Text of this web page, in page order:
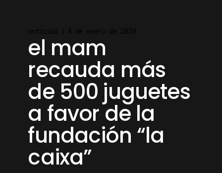
el mam
recauda más
de 500 juguetes
a favor de la
fundación “la
caixa”